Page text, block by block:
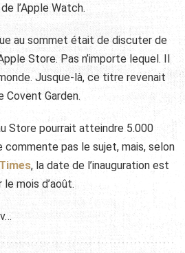
l’Apple Watch.
au sommet était de discuter de
Store. Pas n’importe lequel. Il
Jusque-là, ce titre revenait
Covent Garden.
Store pourrait atteindre 5.000
commente pas le sujet, mais, selon
, la date de l’inauguration est
mois d’août.